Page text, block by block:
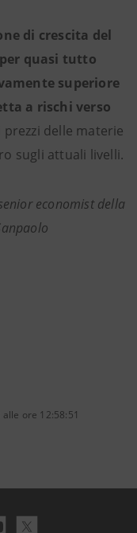
di crescita del
per quasi tutto
superiore
a rischi verso
delle materie
sugli attuali livelli.
economist della
ore 12:58:51